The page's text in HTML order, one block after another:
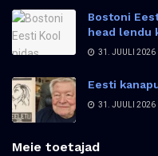
Bostoni
head lendu
31. JUULI 2026
Eesti
31. JUULI 2026
Meie toetajad